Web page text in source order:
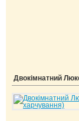
Двокімнатний